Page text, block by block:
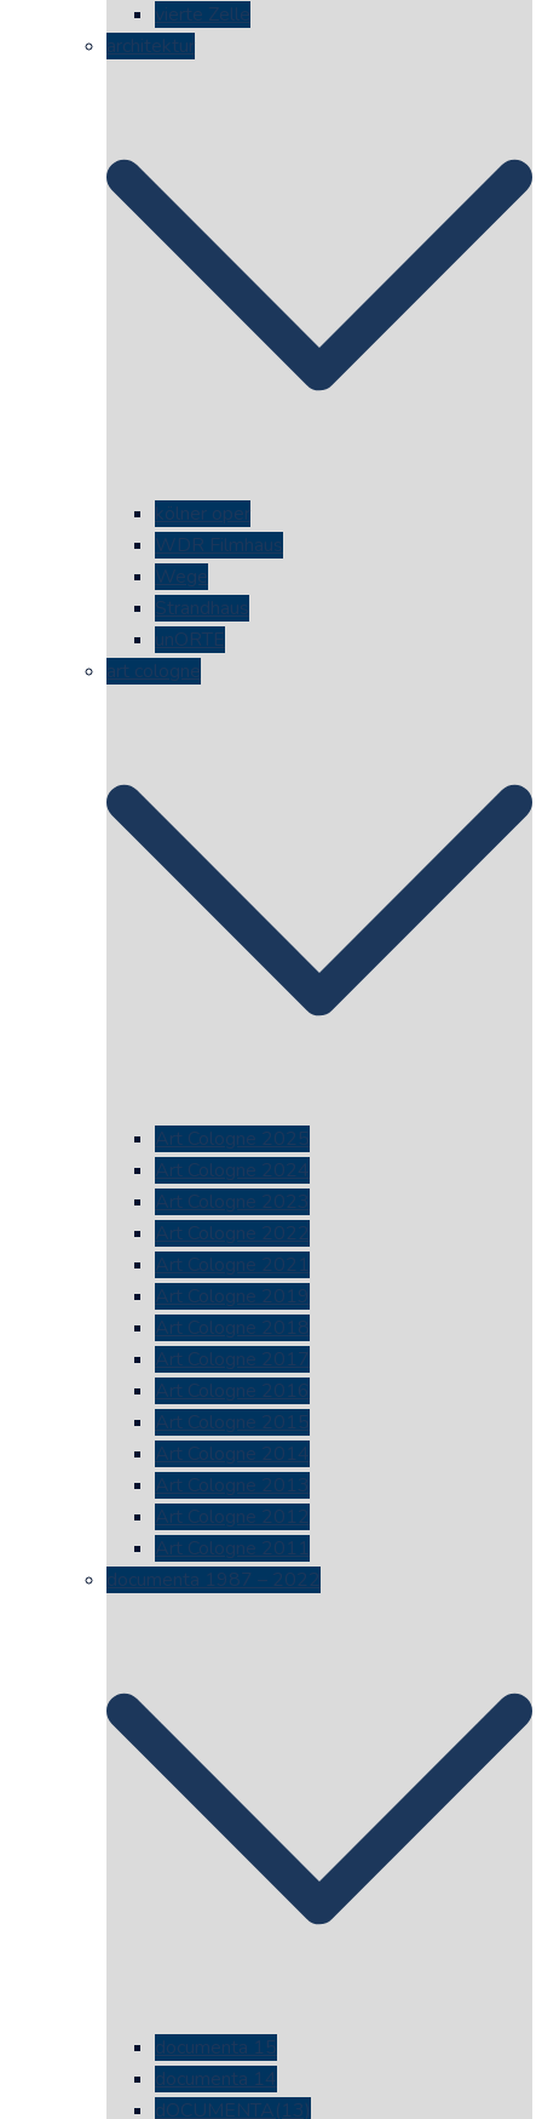
vierte Zelle
architektur
kölner oper
WDR Filmhaus
Wege
Strandhaus
unORTE
art cologne
Art Cologne 2025
Art Cologne 2024
Art Cologne 2023
Art Cologne 2022
Art Cologne 2021
Art Cologne 2019
Art Cologne 2018
Art Cologne 2017
Art Cologne 2016
Art Cologne 2015
Art Cologne 2014
Art Cologne 2013
Art Cologne 2012
Art Cologne 2011
documenta 1987 – 2022
documenta 15
documenta 14
dOCUMENTA(13)